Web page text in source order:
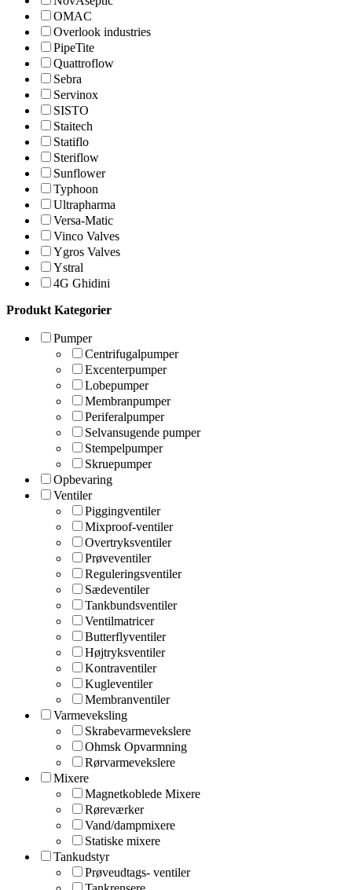
OMAC
Overlook industries
PipeTite
Quattroflow
Sebra
Servinox
SISTO
Staitech
Statiflo
Steriflow
Sunflower
Typhoon
Ultrapharma
Versa-Matic
Vinco Valves
Ygros Valves
Ystral
4G Ghidini
Produkt Kategorier
Pumper
Centrifugalpumper
Excenterpumper
Lobepumper
Membranpumper
Periferalpumper
Selvansugende pumper
Stempelpumper
Skruepumper
Opbevaring
Ventiler
Piggingventiler
Mixproof-ventiler
Overtryksventiler
Prøveventiler
Reguleringsventiler
Sædeventiler
Tankbundsventiler
Ventilmatricer
Butterflyventiler
Højtryksventiler
Kontraventiler
Kugleventiler
Membranventiler
Varmeveksling
Skrabevarmevekslere
Ohmsk Opvarmning
Rørvarmevekslere
Mixere
Magnetkoblede Mixere
Røreværker
Vand/dampmixere
Statiske mixere
Tankudstyr
Prøveudtags- ventiler